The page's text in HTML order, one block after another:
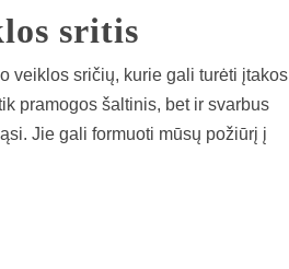
sritis
veiklos sričių, kurie gali turėti įtakos
pramogos šaltinis, bet ir svarbus
Jie gali formuoti mūsų požiūrį į